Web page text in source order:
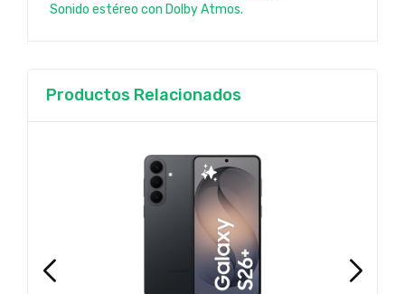
Sonido estéreo con Dolby Atmos.
Productos Relacionados